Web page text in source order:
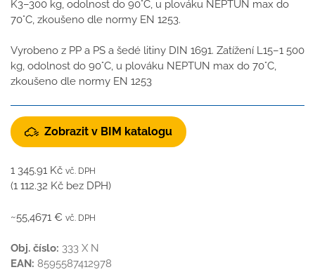
K3–300 kg, odolnost do 90°C, u plováku NEPTUN max do
70°C, zkoušeno dle normy EN 1253.
Vyrobeno z PP a PS a šedé litiny DIN 1691. Zatížení L15–1 500
kg, odolnost do 90°C, u plováku NEPTUN max do 70°C,
zkoušeno dle normy EN 1253
Zobrazit v BIM katalogu
1 345.91 Kč vč. DPH
(1 112.32 Kč bez DPH)
~55,4671 € vč. DPH
Obj. číslo: 333 X N
EAN: 8595587412978